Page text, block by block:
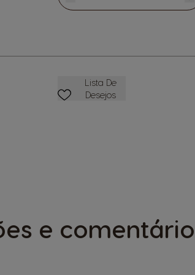
Favoritos
Lista De
Desejos
e